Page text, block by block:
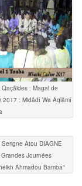
: Magal de
2017 : Midâdî Wa Aqlâmî
Atou DIAGNE
Journées
Ahmadou Bamba"